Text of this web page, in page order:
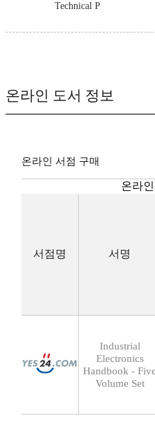
Technical P
온라인 도서 정보
온라인 서점 구매
온라
서점명 서명
Industrial
Electronics
Handbook - Five
Volume Set